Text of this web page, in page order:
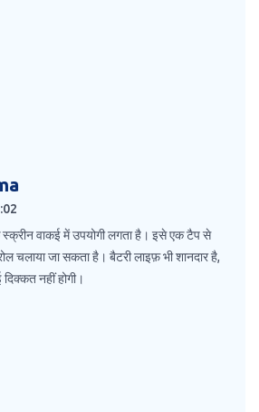
वाकई में उपयोगी लगता है। इसे एक टैप से
चलाया जा सकता है। बैटरी लाइफ़ भी शानदार है,
नहीं होगी।